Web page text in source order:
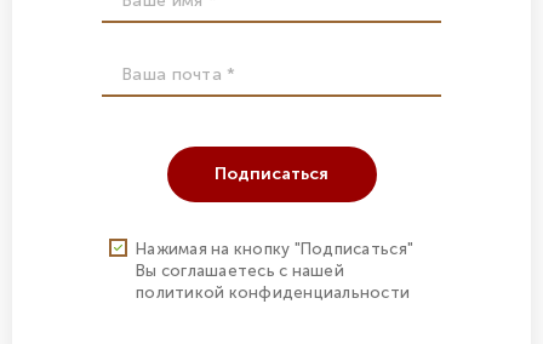
Подписаться
Нажимая на кнопку "Подписаться"
Вы соглашаетесь с нашей
политикой конфиденциальности